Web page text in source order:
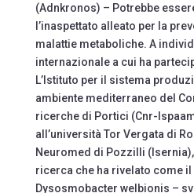
(Adnkronos) – Potrebbe
l’inaspettato alleato per la
malattie metaboliche. A
internazionale a cui ha
L’Istituto per il sistema
ambiente mediterraneo del
ricerche di Portici (Cnr-
all’università Tor Vergata di
Neuromed di Pozzilli
ricerca che ha rivelato come
Dysosmobacter welbionis –